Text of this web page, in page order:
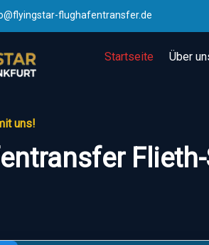
flughafentransfer.de
Startseite Über
uns!